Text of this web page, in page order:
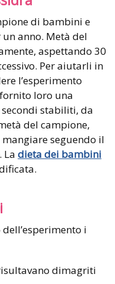
di bambini e
anno. Metà del
aspettando 30
Per aiutarli in
l’esperimento
loro una
stabiliti, da
del campione,
mangiare seguendo il
La dieta dei bambini
i
dimagriti